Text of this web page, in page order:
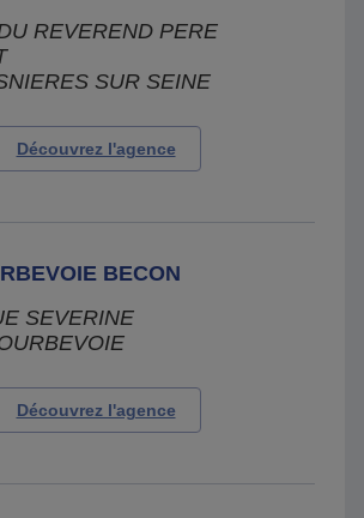
REVEREND PERE
SUR SEINE
Découvrez l'agence
BECON
SEVERINE
Découvrez l'agence